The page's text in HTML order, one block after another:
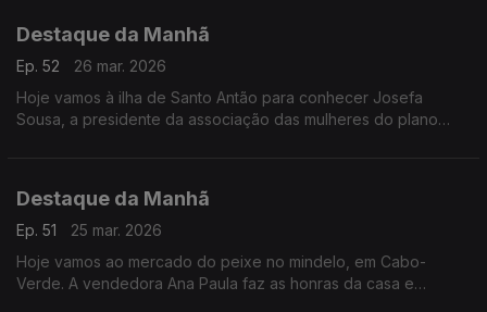
Destaque da Manhã
Ep. 52
26 mar. 2026
Hoje vamos à ilha de Santo Antão para conhecer Josefa
Sousa, a presidente da associação das mulheres do plano
Destaque da Manhã
Ep. 51
25 mar. 2026
Hoje vamos ao mercado do peixe no mindelo, em Cabo-
Verde. A vendedora Ana Paula faz as honras da casa e